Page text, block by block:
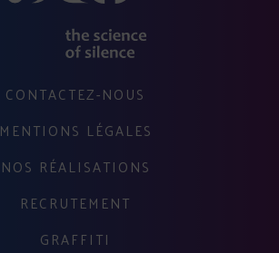
CONTACTEZ-NOUS
MENTIONS LÉGALES
NOS RÉALISATIONS
RECRUTEMENT
GRAFFITI